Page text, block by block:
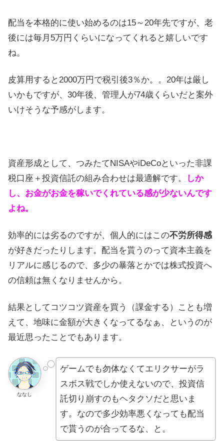
配当を本格的に使い始めるのは15～20年先ですが、老
後には毎月5万円くらいになってくれると嬉しいです
ね。
皮算用すると2000万円で税引後3％か。。20年は厳し
いかもですが、30年後、管理人が74歳くらいだと案外
いけそうな予感がします。
資産形成として、つみたてNISAやiDeCoといった非課
税口座＋投資信託の組み合わせは最適解です。
しか
し、お金がお金を稼いでくれている感が少ないんです
よね。
効率的には劣るのですが、個人的にはこの不労所得感
が好きだったりします。配当を貰うのって資本主義を
リアルに感じるので、多少の暴落とかでは株式投資へ
の信頼は無くなりませんから。
結果としてコツコツ資産を買う（課金する）ことも増
えて、地味に金額が大きくなってるなぁ、というのが
最近思ったことでもあります。
ななし
ゲームでも勿体なくてエリクサーがラ
スボス戦でしか使えないので、投資信
託切り崩すのもヘタクソだと思いま
す。なので多少効率悪くなっても配当
で貰うのが合ってるな、と。